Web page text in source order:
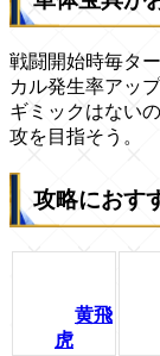
戦闘開始時毎タ
カル発生率アッ
ギミックはない
攻を目指そう。
攻略におす
黄飛
虎